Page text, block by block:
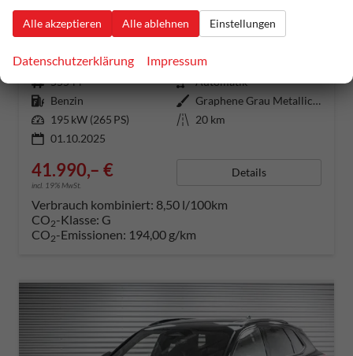
Cupra Terramar
2,0 TSI DSG 4x4 VZ - LAGER
Fahrzeugnummer 55544 Getriebe Automatik
Kraftstoff Benzin Außenfarbe
Graphene Grau Metallic (R6)
Leistung 195 kW (265 PS) Kilometerstand 20 km
01.10.2025
41.990,– €
incl. 19% MwSt.
Details
Verbrauch kombiniert: 8,50 l/100km
CO2-Klasse: G
CO2-Emissionen: 194,00 g/km
Alle akzeptieren Alle ablehnen Einstellungen
Datenschutzerklärung Impressum